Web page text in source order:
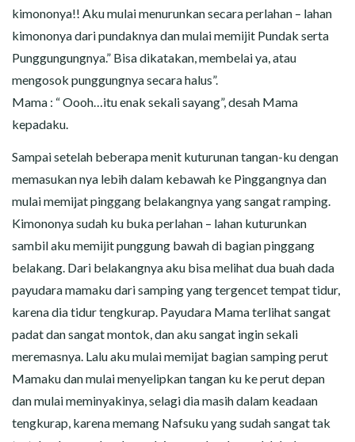
kimononya!! Aku mulai menurunkan secara perlahan – lahan
kimononya dari pundaknya dan mulai memijit Pundak serta
Punggungungnya.” Bisa dikatakan, membelai ya, atau
mengosok punggungnya secara halus”.
Mama : “ Oooh…itu enak sekali sayang”, desah Mama
kepadaku.
Sampai setelah beberapa menit kuturunan tangan-ku dengan
memasukan nya lebih dalam kebawah ke Pinggangnya dan
mulai memijat pinggang belakangnya yang sangat ramping.
Kimononya sudah ku buka perlahan – lahan kuturunkan
sambil aku memijit punggung bawah di bagian pinggang
belakang. Dari belakangnya aku bisa melihat dua buah dada
payudara mamaku dari samping yang tergencet tempat tidur,
karena dia tidur tengkurap. Payudara Mama terlihat sangat
padat dan sangat montok, dan aku sangat ingin sekali
meremasnya. Lalu aku mulai memijat bagian samping perut
Mamaku dan mulai menyelipkan tangan ku ke perut depan
dan mulai meminyakinya, selagi dia masih dalam keadaan
tengkurap, karena memang Nafsuku yang sudah sangat tak